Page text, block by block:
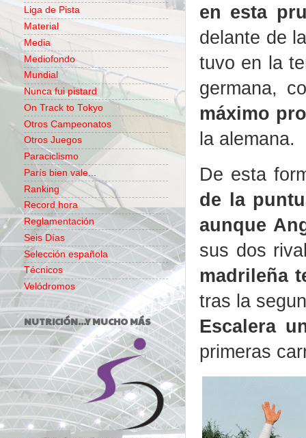
en esta
delante de
tuvo en la
germana,
máximo
la alemana.
De esta
de la
aunque
sus dos
madrileña
tras la
Escalera
primeras
Liga de Pista
Material
Media
Mediofondo
Mundial
Nunca fui pistard
On Track to Tokyo
Otros Campeonatos
Otros Juegos
Paraciclismo
París bien vale...
Ranking
Record hora
Reglamentación
Seis Días
Selección española
Técnicos
Velódromos
NUTRICIÓN...Y MUCHO MÁS